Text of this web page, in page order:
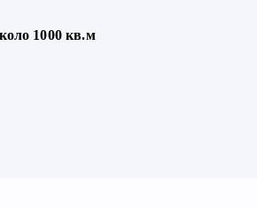
1000 кв.м